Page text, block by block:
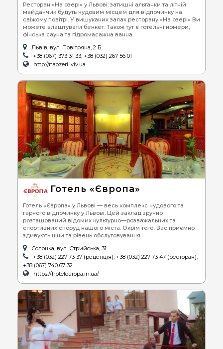
Ресторан «На озері» у Львові: затишні альтанки та літній
майданчик будуть чудовим місцем для відпочинку на
свіжому повітрі. У вишуканих залах ресторану «На озері» Ви
можете влаштувати бенкет. Також тут є готельні номери,
фінська сауна та гідромасажна ванна.
Львів, вул. Повітряна, 2 Б
+38 (067) 373 31 33, +38 (032) 267 56 01
http://naozeri.lviv.ua
Готель «Європа»
Готель «Європа» у Львові — весь комплекс чудового та
гарного відпочинку у Львові. Цей заклад зручно
розташований відомих культурно—розважальних та
спортивних споруд нашого міста. Окрім того, Вас приємно
здивують ціни та рівень обслуговування.
Солонка, вул. Стрийська, 31
+38 (032) 227 73 37 (рецепція), +38 (032) 227 73 47 (ресторан),
+38 (067) 740 67 32
https://hoteleuropa.in.ua/